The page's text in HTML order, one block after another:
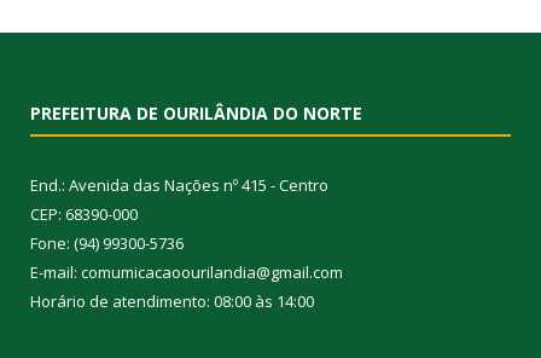
PREFEITURA DE OURILÂNDIA DO NORTE
End.: Avenida das Nações nº 415 - Centro
CEP: 68390-000
Fone: (94) 99300-5736
E-mail: comumicacaoourilandia@gmail.com
Horário de atendimento: 08:00 às 14:00